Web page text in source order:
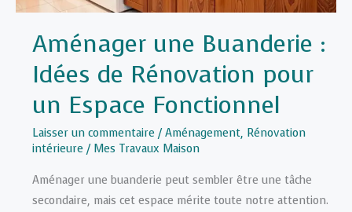
Aménager une Buanderie :
Idées de Rénovation pour
un Espace Fonctionnel
Laisser un commentaire /Aménagement, Rénovation
intérieure / Mes Travaux Maison
Aménager une buanderie peut sembler être une tâche
secondaire, mais cet espace mérite toute notre attention.